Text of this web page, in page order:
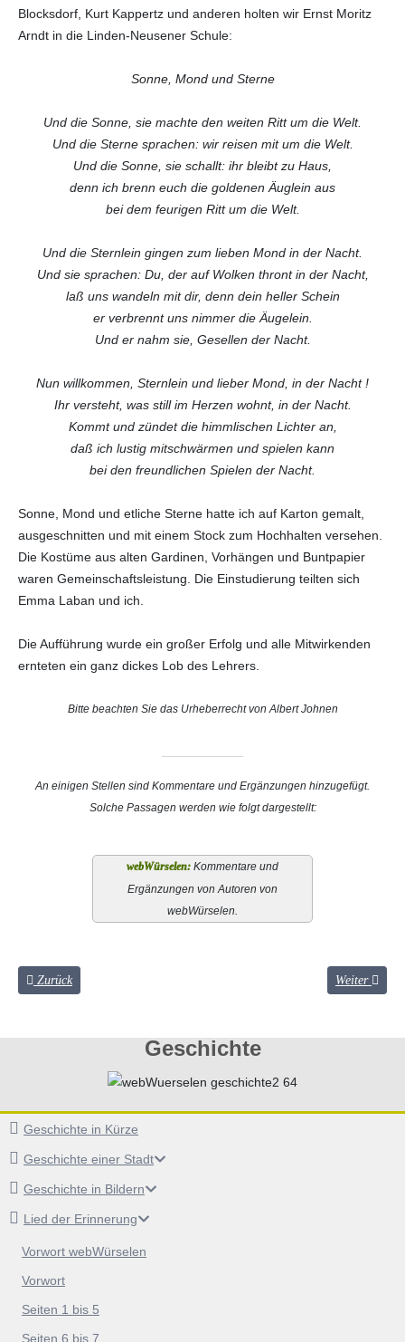
Geschichte
Geschichte in Kürze
Geschichte einer Stadt
Geschichte in Bildern
Lied der Erinnerung
Vorwort webWürselen
Vorwort
Seiten 1 bis 5
Seiten 6 bis 7
Blocksdorf, Kurt Kappertz und anderen holten wir Ernst Moritz
Arndt in die Linden-Neusener Schule:
Sonne, Mond und Sterne
Und die Sonne, sie machte den weiten Ritt um die Welt.
Und die Sterne sprachen: wir reisen mit um die Welt.
Und die Sonne, sie schallt: ihr bleibt zu Haus,
denn ich brenn euch die goldenen Äuglein aus
bei dem feurigen Ritt um die Welt.
Und die Sternlein gingen zum lieben Mond in der Nacht.
Und sie sprachen: Du, der auf Wolken thront in der Nacht,
laß uns wandeln mit dir, denn dein heller Schein
er verbrennt uns nimmer die Äugelein.
Und er nahm sie, Gesellen der Nacht.
Nun willkommen, Sternlein und lieber Mond, in der Nacht !
Ihr versteht, was still im Herzen wohnt, in der Nacht.
Kommt und zündet die himmlischen Lichter an,
daß ich lustig mitschwärmen und spielen kann
bei den freundlichen Spielen der Nacht.
Sonne, Mond und etliche Sterne hatte ich auf Karton gemalt,
ausgeschnitten und mit einem Stock zum Hochhalten versehen.
Die Kostüme aus alten Gardinen, Vorhängen und Buntpapier
waren Gemeinschaftsleistung. Die Einstudierung teilten sich
Emma Laban und ich.
Die Aufführung wurde ein großer Erfolg und alle Mitwirkenden
ernteten ein ganz dickes Lob des Lehrers.
Bitte beachten Sie das Urheberrecht von Albert Johnen
An einigen Stellen sind Kommentare und Ergänzungen hinzugefügt.
Solche Passagen werden wie folgt dargestellt:
Kommentare und
Ergänzungen von Autoren von
webWürselen.
Vorheriger Beitrag: Ein kleines Lied der Erinnerung Seiten 12 bis 17
Zurück Nächster
Weiter